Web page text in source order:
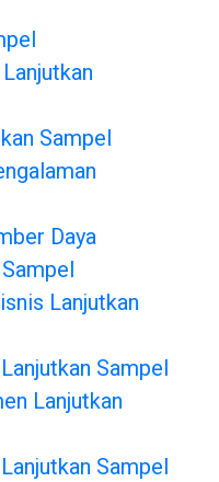
Sampel
Daya
Lanjutkan
Sampel
Lanjutkan
Sampel